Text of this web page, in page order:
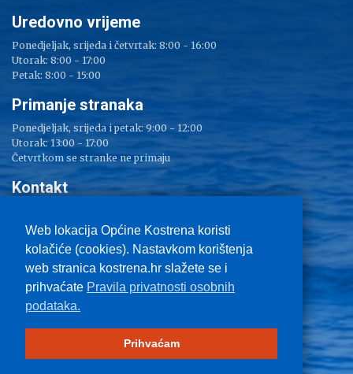
Web lokacija Općine Kostrena koristi
kolačiće (cookies). Nastavkom korištenja
web stranica kostrena.hr slažete se i
prihvaćate Pravila privatnosti osobnih
podataka.
Prihvaćam
Uredovno vrijeme
Ponedjeljak, srijeda i četvrtak: 8:00 - 16:00
Utorak: 8:00 - 17:00
Petak: 8:00 - 15:00
Primanje stranaka
Ponedjeljak, srijeda i petak: 9:00 - 12:00
Utorak: 13:00 - 17:00
Četvrtkom se stranke ne primaju
Kontakt
Tel: 051/ 209 000
Fax: 051/ 289 400
E-mail:kostrena@kostrena.hr
Kontakt informacije
Uvjeti korištenja
Pravo na pristup informacijama
Zaštita privatnosti